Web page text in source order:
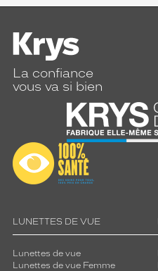
La confiance
vous va si bien
LUNETTES DE VUE
Lunettes de vue
Lunettes de vue Femme